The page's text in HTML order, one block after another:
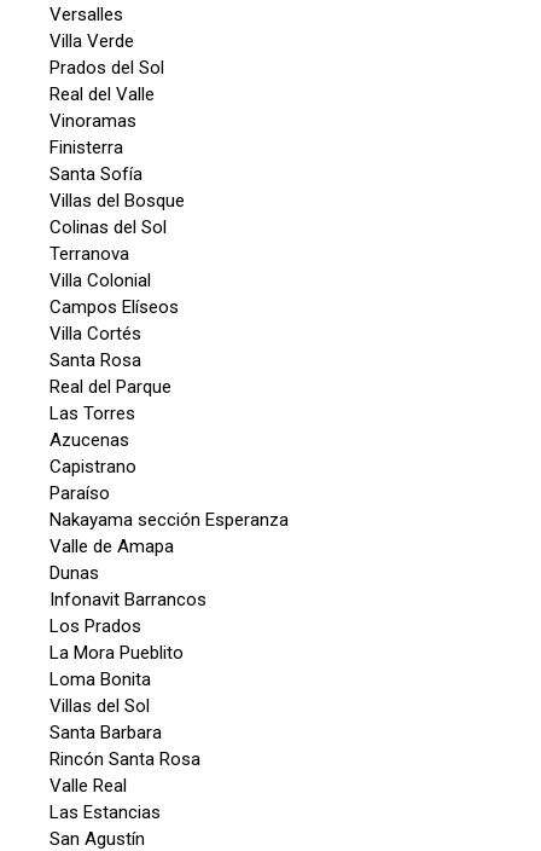
Versalles
Villa Verde
Prados del Sol
Real del Valle
Vinoramas
Finisterra
Santa Sofía
Villas del Bosque
Colinas del Sol
Terranova
Villa Colonial
Campos Elíseos
Villa Cortés
Santa Rosa
Real del Parque
Las Torres
Azucenas
Capistrano
Paraíso
Nakayama sección Esperanza
Valle de Amapa
Dunas
Infonavit Barrancos
Los Prados
La Mora Pueblito
Loma Bonita
Villas del Sol
Santa Barbara
Rincón Santa Rosa
Valle Real
Las Estancias
San Agustín